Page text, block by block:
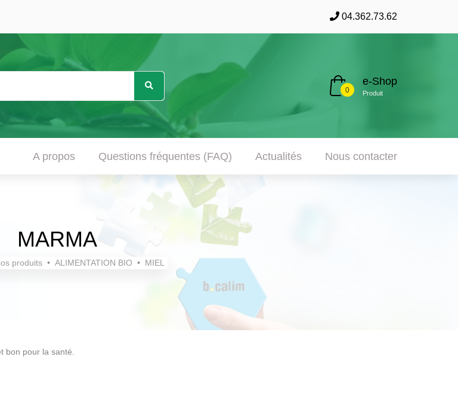
04.362.73.62
0
e-Shop
Produit
A propos Questions fréquentes (FAQ) Actualités Nous contacter
MARMA
produits ALIMENTATION BIO MIEL
bon pour la santé.